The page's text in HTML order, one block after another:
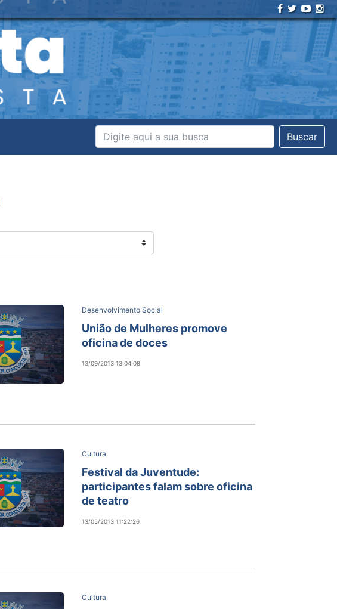
Buscar
Desenvolvimento Social
União de Mulheres promove
oficina de doces
13/09/2013 13:04:08
Cultura
Festival da Juventude:
participantes falam sobre oficina
de teatro
13/05/2013 11:22:26
Cultura